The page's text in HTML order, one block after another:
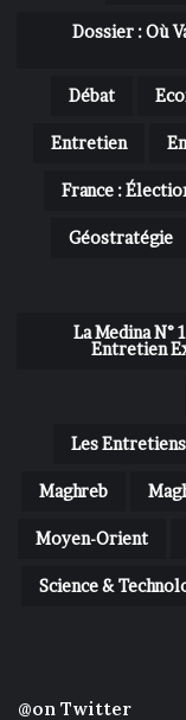
Dossier : Où
Débat
Entretien
France :
Géostratégie
La Medina N°
Entretien
Les
Maghreb
Moyen-Orient
Science &
@on Twitter